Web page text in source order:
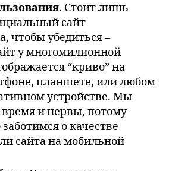
. Стоит лишь
сайт
чтобы убедиться –
у многомилионной
“криво” на
планшете, или любом
устройстве. Мы
и нервы, потому
о качестве
сайта на мобильной